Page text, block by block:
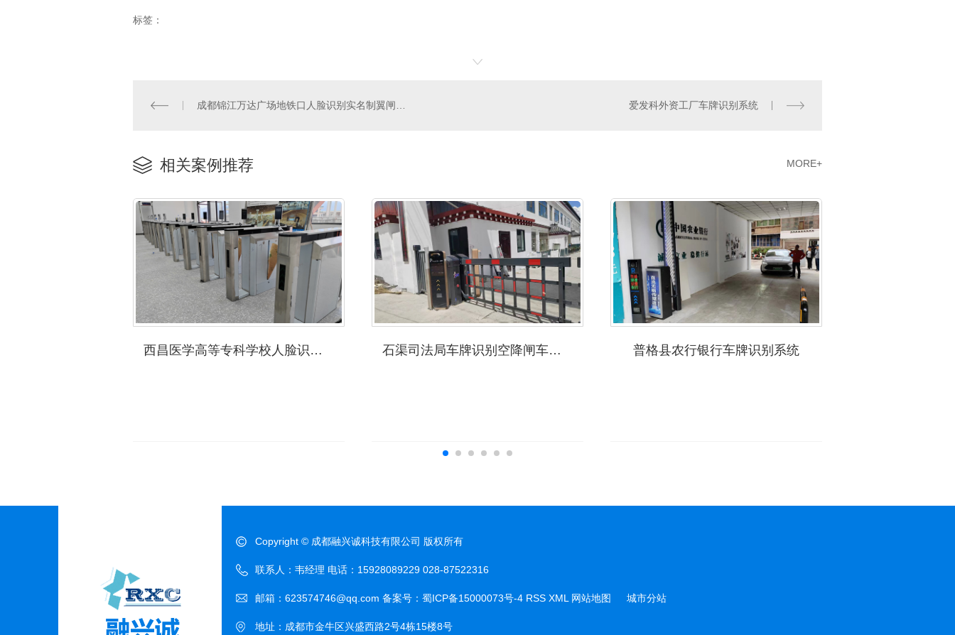
标签：
成都锦江万达广场地铁口人脸识别实名制翼闸通道管理系统 爱发科外资工厂车牌识别系统
相关案例推荐 MORE+
西昌医学高等专科学校人脸识别系统 石渠司法局车牌识别空降闸车牌识别系统 普格县农行银行车牌识别系统
Copyright © 成都融兴诚科技有限公司 版权所有
联系人：韦经理 电话：15928089229 028-87522316
邮箱：623574746@qq.com 备案号： 蜀ICP备15000073号-4 RSS XML 网站地图 城市分站
城
地址：成都市金牛区兴盛西路2号4栋15楼8号